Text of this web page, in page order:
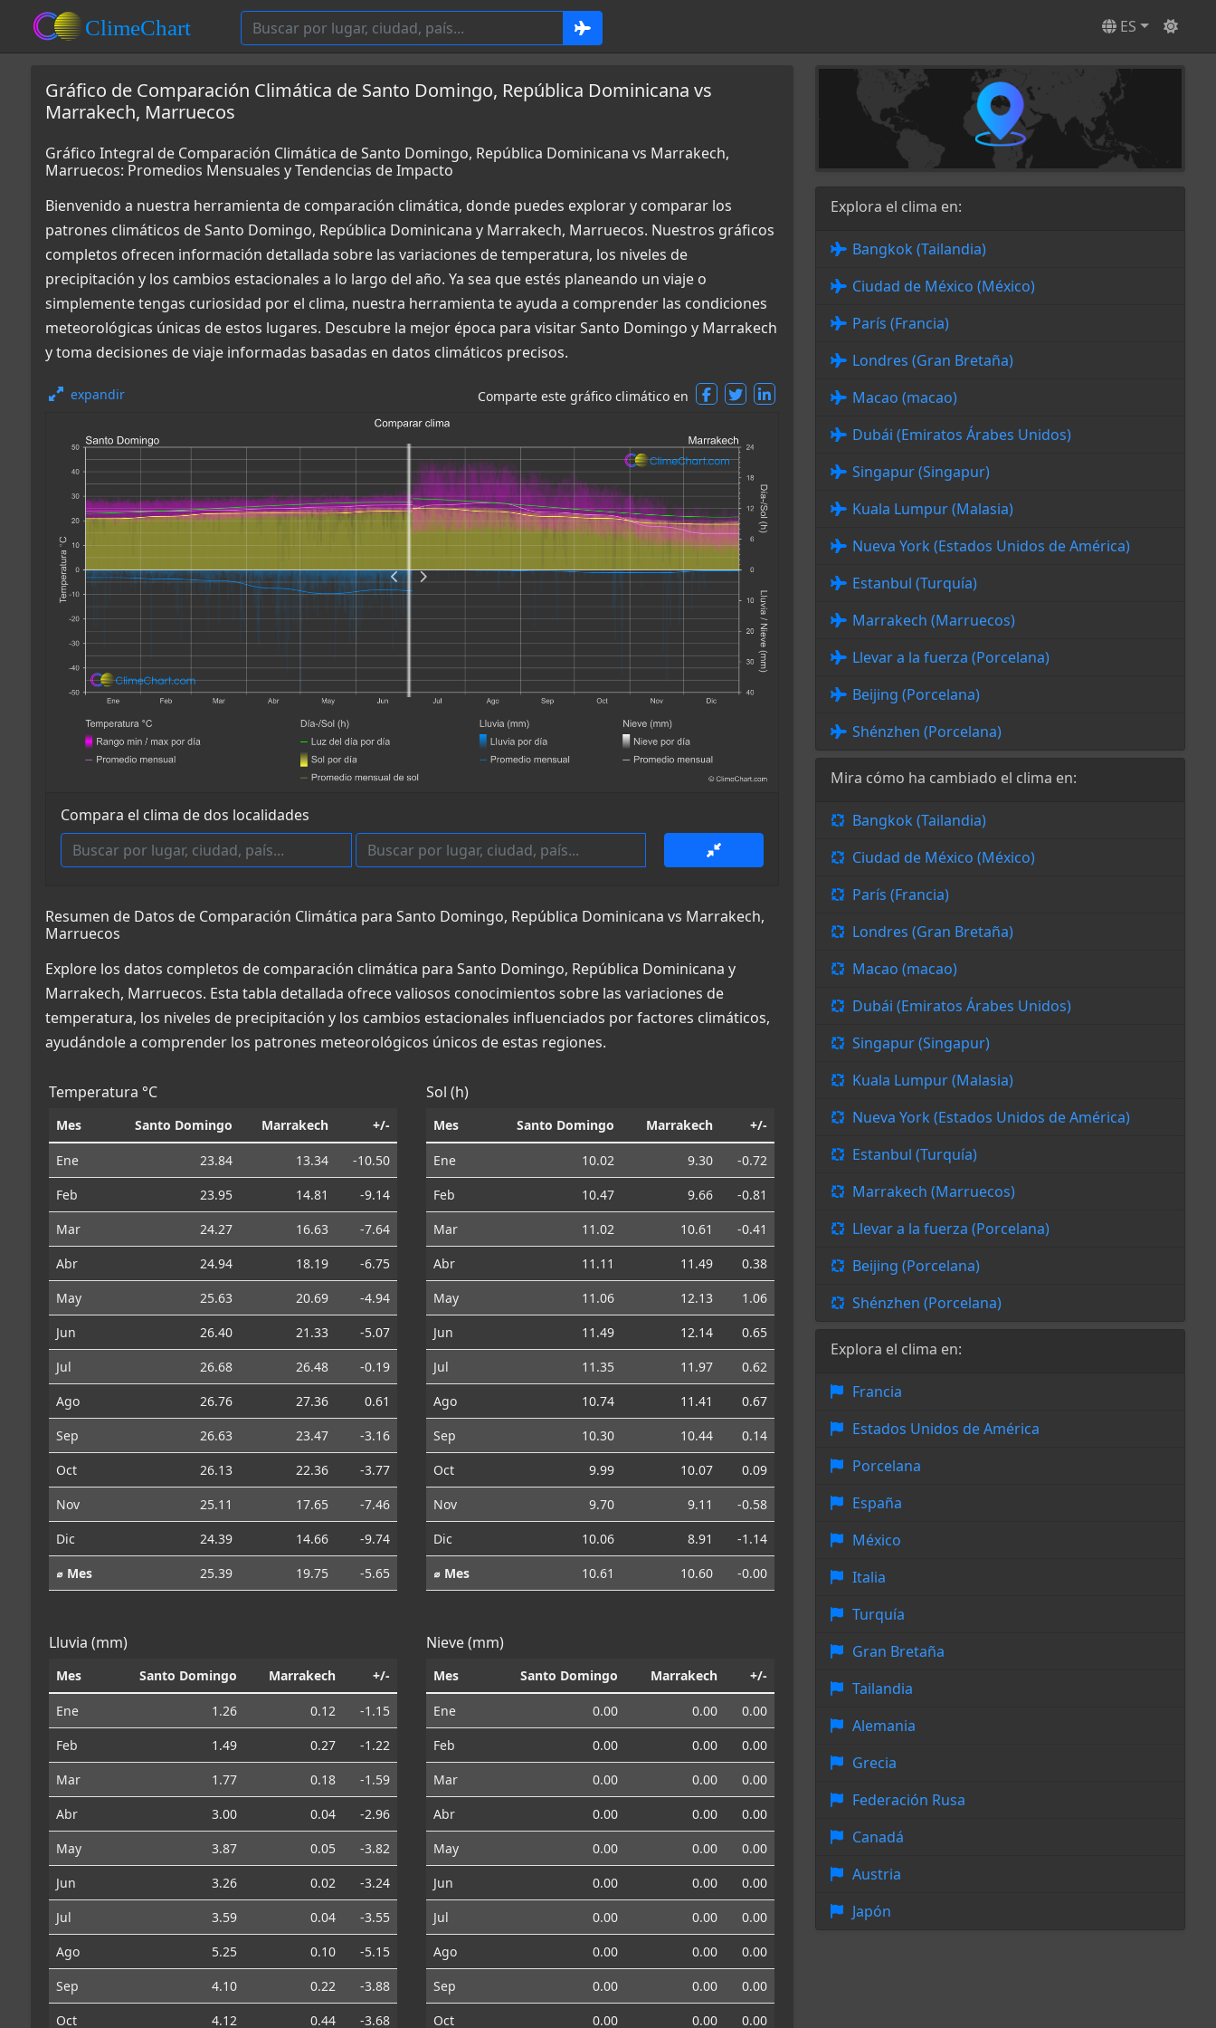
ES
Gráfico de Comparación Climática de Santo Domingo, República Dominicana vs
Marrakech, Marruecos
Gráfico Integral de Comparación Climática de Santo Domingo, República Dominicana vs Marrakech,
Marruecos: Promedios Mensuales y Tendencias de Impacto
Bienvenido a nuestra herramienta de comparación climática, donde puedes explorar y comparar los
patrones climáticos de Santo Domingo, República Dominicana y Marrakech, Marruecos. Nuestros gráficos
completos ofrecen información detallada sobre las variaciones de temperatura, los niveles de
precipitación y los cambios estacionales a lo largo del año. Ya sea que estés planeando un viaje o
simplemente tengas curiosidad por el clima, nuestra herramienta te ayuda a comprender las condiciones
meteorológicas únicas de estos lugares. Descubre la mejor época para visitar Santo Domingo y Marrakech
y toma decisiones de viaje informadas basadas en datos climáticos precisos.
expandir Comparte este gráfico climático en
Compara el clima de dos localidades
Resumen de Datos de Comparación Climática para Santo Domingo, República Dominicana vs Marrakech,
Marruecos
Explore los datos completos de comparación climática para Santo Domingo, República Dominicana y
Marrakech, Marruecos. Esta tabla detallada ofrece valiosos conocimientos sobre las variaciones de
temperatura, los niveles de precipitación y los cambios estacionales influenciados por factores climáticos,
ayudándole a comprender los patrones meteorológicos únicos de estas regiones.
Temperatura °C
Mes Santo Domingo Marrakech +/-
Ene 23.84 13.34
-10.50
Feb
23.95 14.81
-9.14
Mar
24.27 16.63
-7.64
Abr
24.94 18.19
-6.75
May
25.63 20.69
-4.94
Jun
26.40 21.33
-5.07
Jul
26.68 26.48
-0.19
Ago
26.76 27.36
0.61
Sep
26.63 23.47
-3.16
Oct
26.13 22.36
-3.77
Nov
25.11 17.65
-7.46
Dic
24.39 14.66
-9.74
⌀ Mes
25.39 19.75 -5.65
Sol (h)
Mes Santo Domingo Marrakech +/-
Ene 10.02 9.30
-0.72
Feb
10.47 9.66
-0.81
Mar
11.02 10.61
-0.41
Abr
11.11 11.49
0.38
May
11.06 12.13
1.06
Jun
11.49 12.14
0.65
Jul
11.35 11.97
0.62
Ago
10.74 11.41
0.67
Sep
10.30 10.44
0.14
Oct
9.99 10.07
0.09
Nov
9.70 9.11
-0.58
Dic
10.06 8.91
-1.14
⌀ Mes
10.61 10.60 -0.00
Lluvia (mm)
Mes Santo Domingo Marrakech +/-
Ene 1.26 0.12
-1.15
Feb
1.49 0.27
-1.22
Mar
1.77 0.18
-1.59
Abr
3.00 0.04
-2.96
May
3.87 0.05
-3.82
Jun
3.26 0.02
-3.24
Jul
3.59 0.04
-3.55
Ago
5.25 0.10
-5.15
Sep
4.10 0.22
-3.88
Oct
4.12 0.44 -3.68
Nieve (mm)
Mes Santo Domingo Marrakech +/-
Ene 0.00 0.00
0.00
Feb
0.00 0.00
0.00
Mar
0.00 0.00
0.00
Abr
0.00 0.00
0.00
May
0.00 0.00
0.00
Jun
0.00 0.00
0.00
Jul
0.00 0.00
0.00
Ago
0.00 0.00
0.00
Sep
0.00 0.00
0.00
Oct
0.00 0.00 0.00
Explora el clima en:
Bangkok (Tailandia)
Ciudad de México (México)
París (Francia)
Londres (Gran Bretaña)
Macao (macao)
Dubái (Emiratos Árabes Unidos)
Singapur (Singapur)
Kuala Lumpur (Malasia)
Nueva York (Estados Unidos de América)
Estanbul (Turquía)
Marrakech (Marruecos)
Llevar a la fuerza (Porcelana)
Beijing (Porcelana)
Shénzhen (Porcelana)
Mira cómo ha cambiado el clima en:
Bangkok (Tailandia)
Ciudad de México (México)
París (Francia)
Londres (Gran Bretaña)
Macao (macao)
Dubái (Emiratos Árabes Unidos)
Singapur (Singapur)
Kuala Lumpur (Malasia)
Nueva York (Estados Unidos de América)
Estanbul (Turquía)
Marrakech (Marruecos)
Llevar a la fuerza (Porcelana)
Beijing (Porcelana)
Shénzhen (Porcelana)
Explora el clima en:
Francia
Estados Unidos de América
Porcelana
España
México
Italia
Turquía
Gran Bretaña
Tailandia
Alemania
Grecia
Federación Rusa
Canadá
Austria
Japón